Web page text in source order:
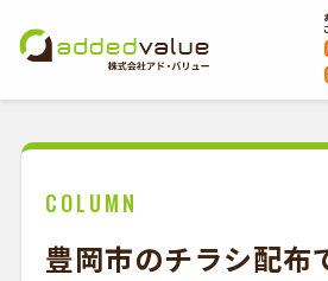
COLUMN
豊岡市のチラシ配布